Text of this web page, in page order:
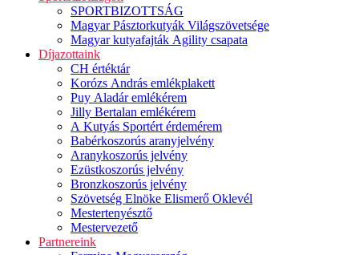
SPORTBIZOTTSÁG
Magyar Pásztorkutyák Világszövetsége
Magyar kutyafajták Agility csapata
Díjazottaink
CH értéktár
Korózs András emlékplakett
Puy Aladár emlékérem
Jilly Bertalan emlékérem
A Kutyás Sportért érdemérem
Babérkoszorús aranyjelvény
Aranykoszorús jelvény
Ezüstkoszorús jelvény
Bronzkoszorús jelvény
Szövetség Elnöke Elismerő Oklevél
Mestertenyésztő
Mestervezető
Partnereink